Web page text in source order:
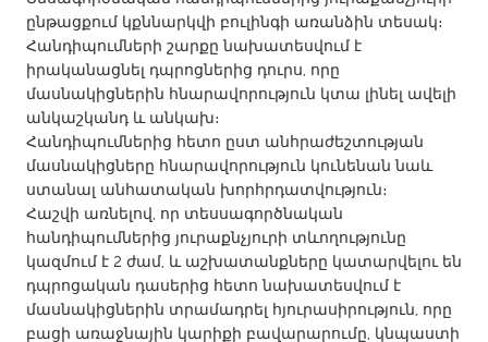
UNITED KINGDOM
Glasgow
UNITED STATES
Ann Arbor, MI
Austin, TX
Baltimore, MD
Boston, MA
Burlingame-San Mateo, CA
Cass Clay
Chicago, IL
Cleveland, OH
Detroit, MI
Durham, NC
ընթացքում կքննարկվի բուլինգի առանձին տեսակ։
Հանդիպումների շարքը նախատեսվում է
իրականացնել դպրոցներից դուրս, որը
մասնակիցներին հնարավորություն կտա լինել ավելի
անկաշկանդ և անկախ։
Հանդիպումներից հետո ըստ անհրաժեշտության
մասնակիցները հնարավորություն կունենան նաև
ստանալ անհատական խորհրդատվություն։
Հաշվի առնելով, որ տեսսագործնական
հանդիպումներից յուրաքնչյուրի տևողությունը
կազմում է 2 ժամ, և աշխատանքները կատարվելու են
դպրոցական դասերից հետո նախատեսվում է
մասնակիցներին տրամադրել հյուրասիրություն, որը
բացի առաջնային կարիքի բավարարումը, կնպաստի